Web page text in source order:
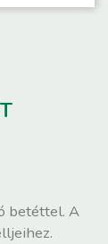
betéttel. A